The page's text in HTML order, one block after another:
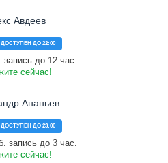
Авдеев
ДОСТУПЕН ДО 22:00
запись до 12 час.
сейчас!
Ананьев
ДОСТУПЕН ДО 23:00
запись до 3 час.
сейчас!